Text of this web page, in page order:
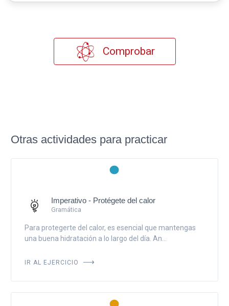
Comprobar
Otras actividades para practicar
Imperativo - Protégete del calor
Gramática
Para protegerte del calor, es esencial que mantengas
una buena hidratación a lo largo del día. An...
IR AL EJERCICIO